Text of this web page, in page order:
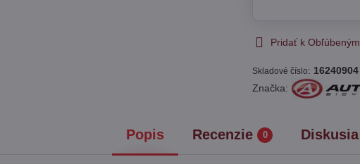
Pridať k Obľúbeným
Skladové číslo: 16240904
Značka:
Popis Recenzie 0 Diskusia